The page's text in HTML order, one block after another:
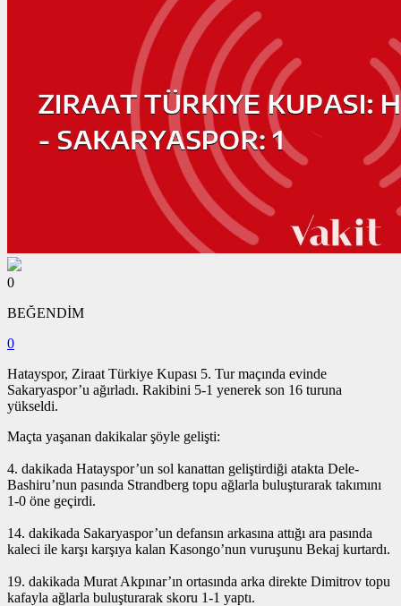
0
BEĞENDİM
0
Hatayspor, Ziraat Türkiye Kupası 5. Tur maçında evinde
Sakaryaspor’u ağırladı. Rakibini 5-1 yenerek son 16 turuna
yükseldi.
Maçta yaşanan dakikalar şöyle gelişti:
4. dakikada Hatayspor’un sol kanattan geliştirdiği atakta Dele-
Bashiru’nun pasında Strandberg topu ağlarla buluşturarak takımını
1-0 öne geçirdi.
14. dakikada Sakaryaspor’un defansın arkasına attığı ara pasında
kaleci ile karşı karşıya kalan Kasongo’nun vuruşunu Bekaj kurtardı.
19. dakikada Murat Akpınar’ın ortasında arka direkte Dimitrov topu
kafayla ağlarla buluşturarak skoru 1-1 yaptı.